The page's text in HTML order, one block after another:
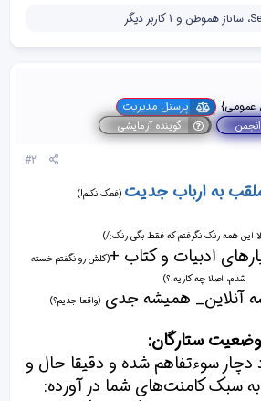
، ساناز هموطن و 1 کاربر دیگر
پرسنل مدیریت
گوینده آزمایشی
#2
(فعک نکنم!)
این همه رنک نگرفتم که فقط بگی رنک:/)
ادبیات و کتاب +(کلش رو نگفتم خسته
شدم، اصلا چه کاریه!؟)
آنلاین_ همیشه جدی (واقعا جدیم؟)
وضعیت ستارگان:
دچار سوء‌تفاهم شده و دقیقا حال و
سبک کامنت‌های شما در آورده: